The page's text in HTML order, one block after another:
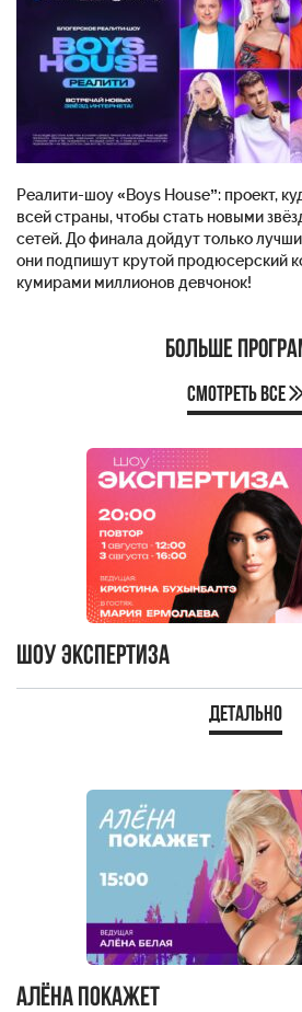
Реалити-шоу «Boys House”: проект,
всей страны, чтобы стать новыми
сетей. До финала дойдут только
они подпишут крутой продюсерский
кумирами миллионов девчонок!
Больше
Смотреть все
Шоу Экспертиза
Детально
Алёна Покажет